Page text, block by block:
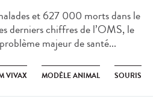
et 627 000 morts dans le
derniers chiffres de l’OMS, le
majeur de santé...
VIVAX MODÈLE ANIMAL SOURIS